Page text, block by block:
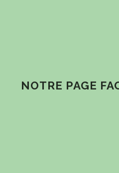
NOTRE PAGE